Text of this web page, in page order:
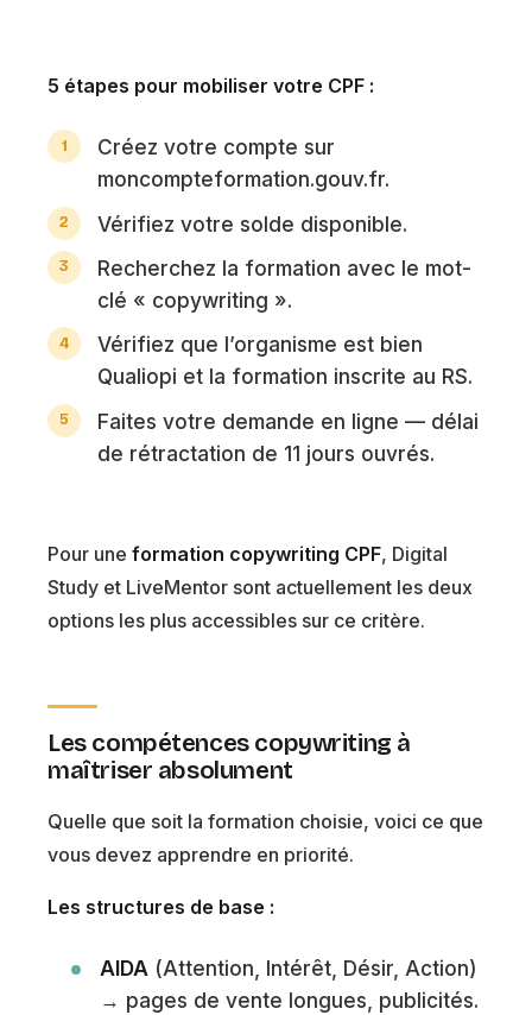
5 étapes pour mobiliser votre CPF :
Créez votre compte sur
moncompteformation.gouv.fr.
Vérifiez votre solde disponible.
Recherchez la formation avec le mot-
clé « copywriting ».
Vérifiez que l’organisme est bien
Qualiopi et la formation inscrite au RS.
Faites votre demande en ligne — délai
de rétractation de 11 jours ouvrés.
Pour une formation copywriting CPF, Digital
Study et LiveMentor sont actuellement les deux
options les plus accessibles sur ce critère.
Les compétences copywriting à
maîtriser absolument
Quelle que soit la formation choisie, voici ce que
vous devez apprendre en priorité.
Les structures de base :
AIDA (Attention, Intérêt, Désir, Action)
→ pages de vente longues, publicités.